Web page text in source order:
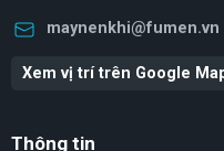
maynenkhi@fumen.vn
Xem vị trí trên Google
Thông tin